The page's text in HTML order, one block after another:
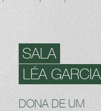
SALA
LÉA GARCIA
DONA DE UM